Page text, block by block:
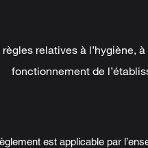
relatives à l’hygiène,
fonctionnement de
est applicable par